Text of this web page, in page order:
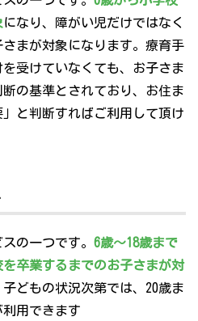
になり、障がい児だけではなく
まが対象になります。療育手
受けていなくても、お子さま
の基準とされており、お住ま
と判断すればご利用して頂け
の一つです。 6歳～18歳まで
卒業するまでのお子さまが対
どもの状況次第では、20歳ま
用できます